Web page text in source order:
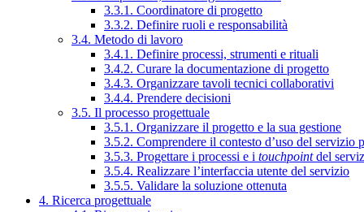
3.3.1. Coordinatore di progetto
3.3.2. Definire ruoli e responsabilità
3.4. Metodo di lavoro
3.4.1. Definire processi, strumenti e rituali
3.4.2. Curare la documentazione di progetto
3.4.3. Organizzare tavoli tecnici collaborativi
3.4.4. Prendere decisioni
3.5. Il processo progettuale
3.5.1. Organizzare il progetto e la sua gestione
3.5.2. Comprendere il contesto d’uso del servizio
3.5.3. Progettare i processi e i touchpointdel
3.5.4. Realizzare l’interfaccia utente del servizio
3.5.5. Validare la soluzione ottenuta
4. Ricerca progettuale